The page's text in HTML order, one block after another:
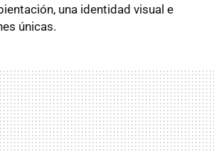
una identidad visual e
únicas.